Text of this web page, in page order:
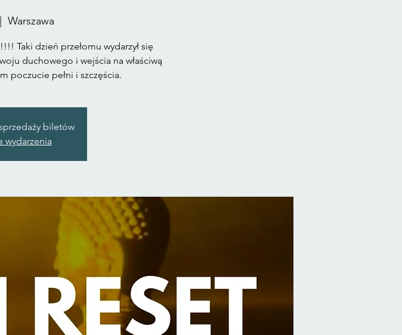
Warszawa
Taki dzień przełomu wydarzył się
duchowego i wejścia na właściwą
poczucie pełni i szczęścia.
biletów
wydarzenia